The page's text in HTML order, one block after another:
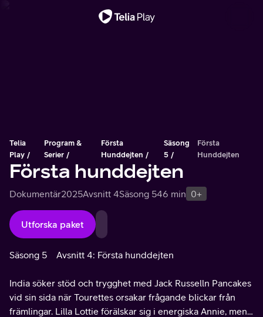
Telia
Play
Program &
Serier
Första
Hunddejten
Säsong
5
Första
Hunddejten
Första hunddejten
Dokumentär2025Avsnitt 4Säsong 546 min 0+
Utforska paket
Säsong 5 Avsnitt 4: Första hunddejten
India söker stöd och trygghet med Jack Russelln Pancakes
vid sin sida när Tourettes orsakar frågande blickar från
främlingar. Lilla Lottie förälskar sig i energiska Annie, men